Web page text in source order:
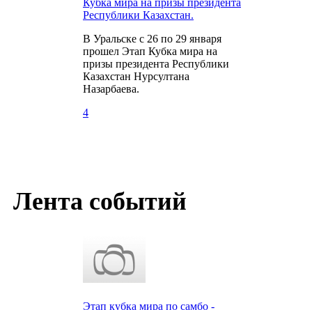
Кубка мира на призы президента
Республики Казахстан.
В Уральске с 26 по 29 января
прошел Этап Кубка мира на
призы президента Республики
Казахстан Нурсултана
Назарбаева.
4
Лента событий
Этап кубка мира по самбо -